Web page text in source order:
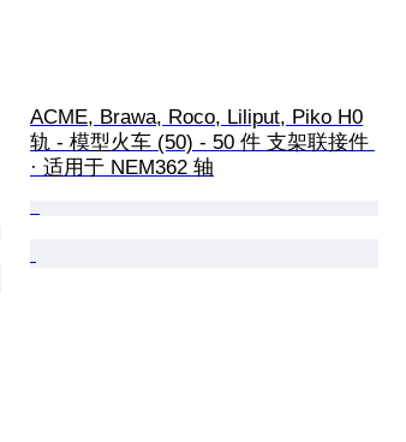
ACME, Brawa, Roco, Liliput, Piko H0
轨 - 模型火车 (50) - 50 件 支架联接件
· 适用于 NEM362 轴